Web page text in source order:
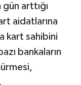
gün arttığı
aidatlarına
kart sahibini
bankaların